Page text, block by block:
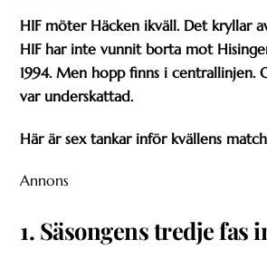
HIF möter Häcken ikväll. Det kryllar
HIF har inte vunnit borta mot
1994. Men hopp finns i centrallinjen.
var underskattad.
Här är sex tankar inför kvällens
Annons
1. Säsongens tredje fas